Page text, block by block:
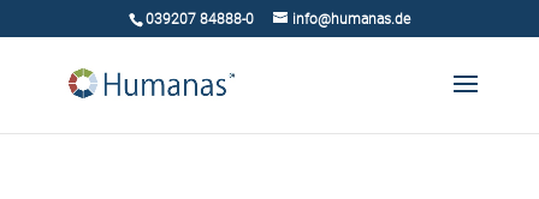
039207 84888-0 info@humanas.de